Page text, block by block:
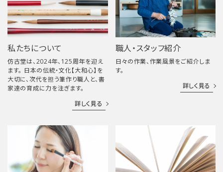
私たちについて
仿古堂は、2024年、125周年を迎え
ます。 日本の伝統・文化【大和心】を
大切に、次代を担う筆作り職人と、書
家達の育成に力を注ぎます。
詳しく見る
職人・スタッフ紹介
日々の作業、作業風景をご紹介しま
す。
詳しく見る